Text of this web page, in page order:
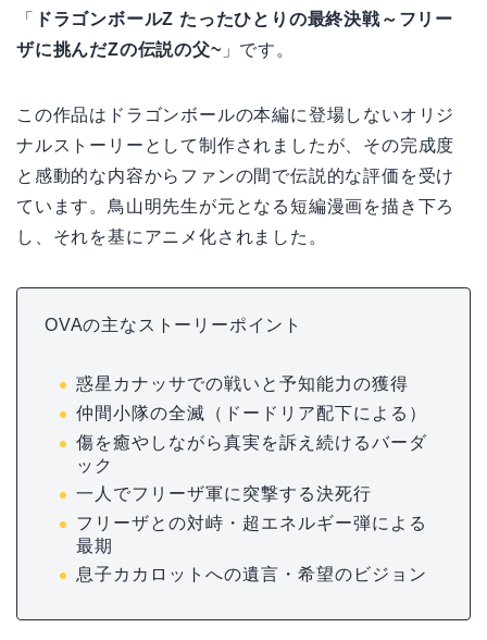
「
ドラゴンボールZ たったひとりの最終決戦～フリー
ザに挑んだZの伝説の父~ 」です。
この作品はドラゴンボールの本編に登場しないオリジ
ナルストーリーとして制作されましたが、その完成度
と感動的な内容からファンの間で伝説的な評価を受け
ています。鳥山明先生が元となる短編漫画を描き下ろ
し、それを基にアニメ化されました。
OVAの主なストーリーポイント
惑星カナッサでの戦いと予知能力の獲得
仲間小隊の全滅（ドードリア配下による）
傷を癒やしながら真実を訴え続けるバーダ
ック
一人でフリーザ軍に突撃する決死行
フリーザとの対峙・超エネルギー弾による
最期
息子カカロットへの遺言・希望のビジョン